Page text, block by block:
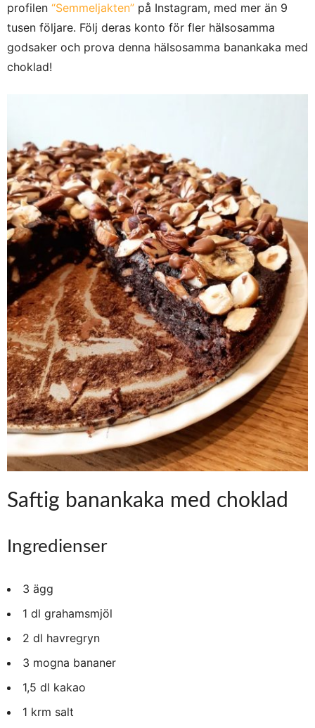
profilen “Semmeljakten” på Instagram, med mer än 9
tusen följare. Följ deras konto för fler hälsosamma
godsaker och prova denna hälsosamma banankaka med
choklad!
Saftig banankaka med choklad
Ingredienser
3 ägg
1 dl grahamsmjöl
2 dl havregryn
3 mogna bananer
1,5 dl kakao
1 krm salt